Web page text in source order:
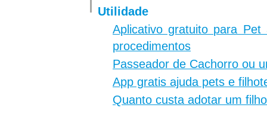
Utilidade
Aplicativo gratuito para
procedimentos
Passeador de Cachorro ou
App gratis ajuda pets e
Quanto custa adotar um